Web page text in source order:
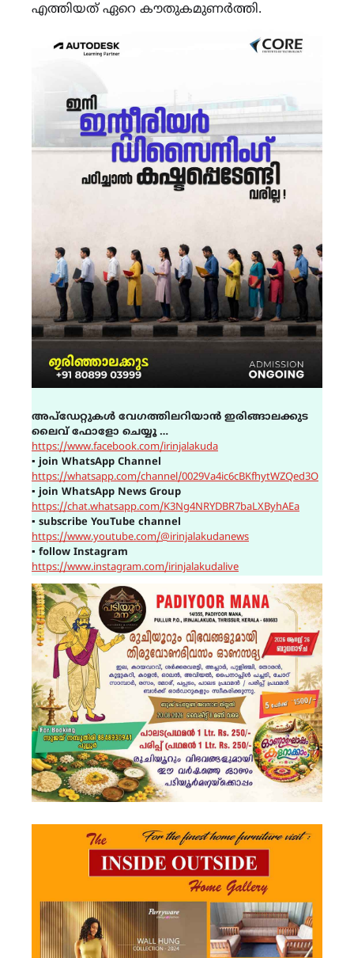
എത്തിയത് ഏറെ കൗതുകമുണർത്തി.
അപ്ഡേറ്റുകൾ വേഗത്തിലറിയാൻ ഇരിങ്ങാലക്കുട
ലൈവ് ഫോളോ ചെയ്യൂ …
https://www.facebook.com/irinjalakuda
▪ join WhatsApp Channel
https://whatsapp.com/channel/0029Va4ic6cBKfhytWZQed3O
▪ join WhatsApp News Group
https://chat.whatsapp.com/K3Ng4NRYDBR7baLXByhAEa
▪ subscribe YouTube channel
https://www.youtube.com/@irinjalakudanews
▪ follow Instagram
https://www.instagram.com/irinjalakudalive